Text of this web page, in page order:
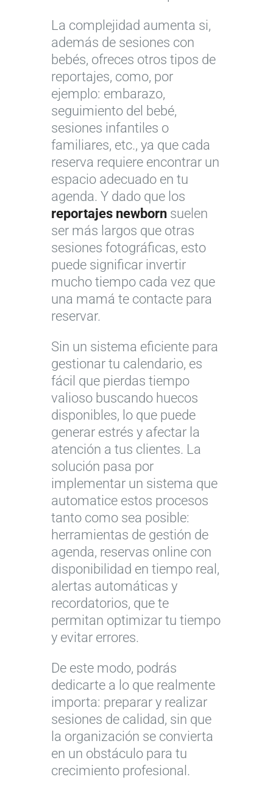
La complejidad aumenta si,
además de sesiones con
bebés, ofreces otros tipos de
reportajes, como, por
ejemplo: embarazo,
seguimiento del bebé,
sesiones infantiles o
familiares, etc., ya que cada
reserva requiere encontrar un
espacio adecuado en tu
agenda. Y dado que los
reportajes newborn suelen
ser más largos que otras
sesiones fotográficas, esto
puede significar invertir
mucho tiempo cada vez que
una mamá te contacte para
reservar.
Sin un sistema eficiente para
gestionar tu calendario, es
fácil que pierdas tiempo
valioso buscando huecos
disponibles, lo que puede
generar estrés y afectar la
atención a tus clientes. La
solución pasa por
implementar un sistema que
automatice estos procesos
tanto como sea posible:
herramientas de gestión de
agenda, reservas online con
disponibilidad en tiempo real,
alertas automáticas y
recordatorios, que te
permitan optimizar tu tiempo
y evitar errores.
De este modo, podrás
dedicarte a lo que realmente
importa: preparar y realizar
sesiones de calidad, sin que
la organización se convierta
en un obstáculo para tu
crecimiento profesional.